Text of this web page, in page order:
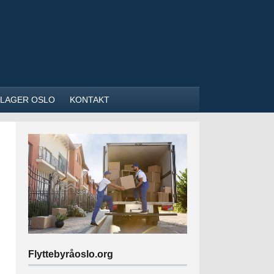
OSLO KONTAKT
Flyttebyråoslo.org